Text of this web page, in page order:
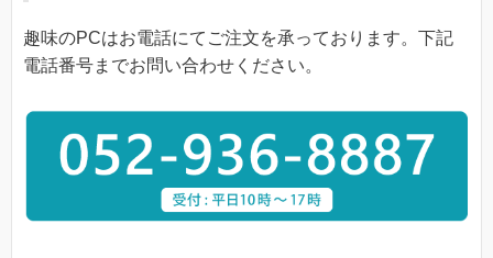
趣味のPCはお電話にてご注文を承っております。下記
電話番号までお問い合わせください。